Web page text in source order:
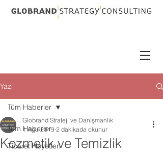
Yazı
Tüm Haberler
Ticaret Heyetleri
Tüm Haberler
Kozmetik ve Temizlik
Globrand Strateji ve Danışmanlık
1 Ağu 2019 2 dakikada okunur